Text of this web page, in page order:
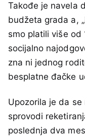
Takođe je navela
budžeta grada a,
smo platili više od
socijalno
zna ni jednog
besplatne đačke
Upozorila je da se
sprovodi
poslednja dva